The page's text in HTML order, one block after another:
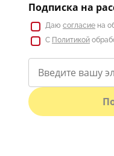
Подписка на
Даю согласие на
С Политикой